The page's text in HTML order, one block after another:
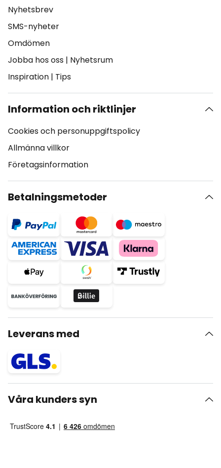
Nyhetsbrev
SMS-nyheter
Omdömen
Jobba hos oss | Nyhetsrum
Inspiration | Tips
Information och riktlinjer
Cookies och personuppgiftspolicy
Allmänna villkor
Företagsinformation
Betalningsmetoder
Leverans med
Våra kunders syn